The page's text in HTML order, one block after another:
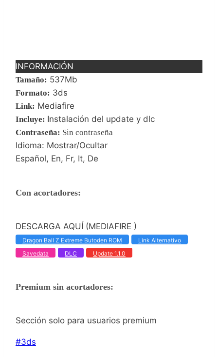
INFORMACIÓN
Tamaño: 537Mb
Formato: 3ds
Link: Mediafire
Incluye: Instalación del update y dlc
Contraseña: Sin contraseña
Idioma: Mostrar/Ocultar
Español, En, Fr, It, De
Con acortadores:
DESCARGA AQUÍ (MEDIAFIRE )
Dragon Ball Z Extreme Butoden ROM
Link Alternativo
Savedata
DLC Update 1.1.0
Premium sin acortadores:
Sección solo para usuarios premium
Etiquetas
#3ds